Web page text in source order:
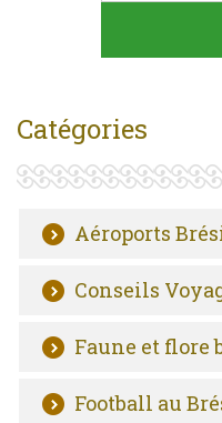
Catégories
Aéroports
Conseils
Faune et flore
Football au